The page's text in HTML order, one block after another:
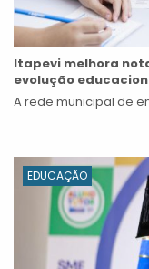
Itapevi melhora
evolução
A rede municipal de
EDUCAÇÃO